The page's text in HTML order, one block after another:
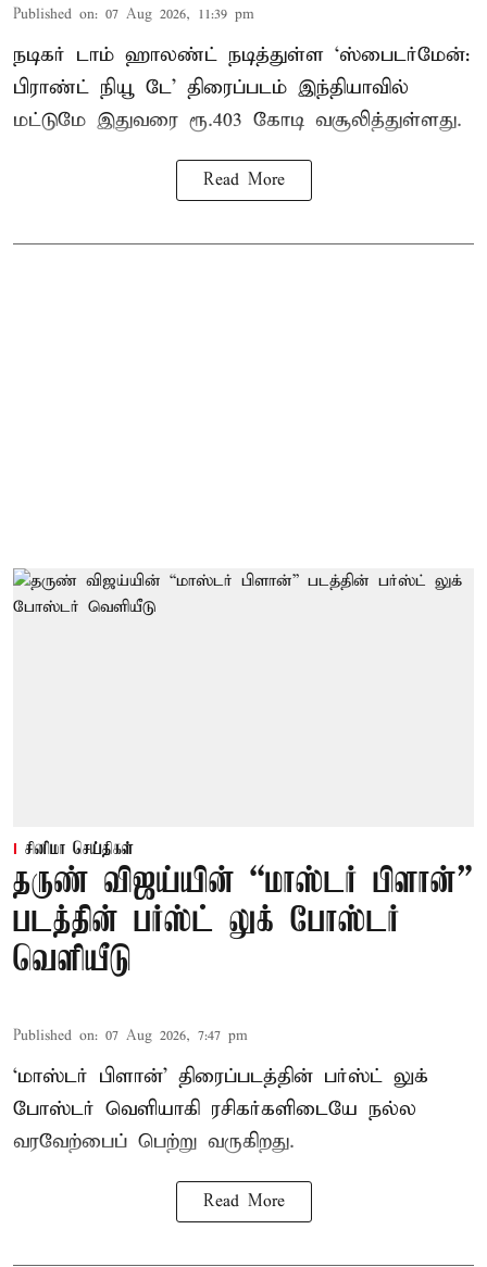
Published on: 07 Aug 2026, 11:39 pm
நடிகர் டாம் ஹாலண்ட் நடித்துள்ள ‘ஸ்பைடர்மேன்:
பிராண்ட் நியூ டே’ திரைப்படம் இந்தியாவில்
மட்டுமே இதுவரை ரூ.403 கோடி வசூலித்துள்ளது.
Read More
சினிமா செய்திகள்
தருண் விஜய்யின் “மாஸ்டர் பிளான்”
படத்தின் பர்ஸ்ட் லுக் போஸ்டர்
வெளியீடு
Published on: 07 Aug 2026, 7:47 pm
‘மாஸ்டர் பிளான்’ திரைப்படத்தின் பர்ஸ்ட் லுக்
போஸ்டர் வெளியாகி ரசிகர்களிடையே நல்ல
வரவேற்பைப் பெற்று வருகிறது.
Read More